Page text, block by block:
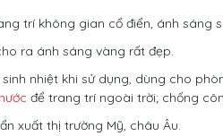
trí không gian cổ điển, ánh sáng
ra ánh sáng vàng rất đẹp.
nhiệt khi sử dụng, dùng cho
để trang trí ngoài trời; chống
xuất thị trường Mỹ, châu Âu.